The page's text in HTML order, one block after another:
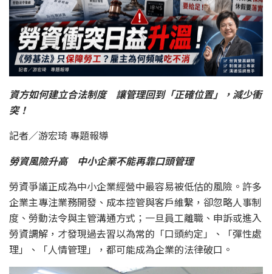
資方如何建立合法制度 讓管理回到「正確位置」，減少衝
突！
記者／游宏琦 專題報導
勞資風險升高 中小企業不能再靠口頭管理
勞資爭議正成為中小企業經營中最容易被低估的風險。許多
企業主專注業務開發、成本控管與客戶維繫，卻忽略人事制
度、勞動法令與主管溝通方式；一旦員工離職、申訴或進入
勞資調解，才發現過去習以為常的「口頭約定」、「彈性處
理」、「人情管理」，都可能成為企業的法律破口。